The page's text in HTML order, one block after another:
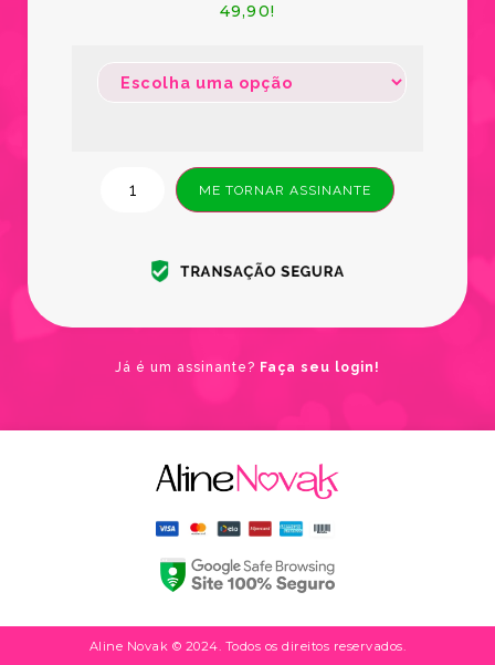
49,90!
ME TORNAR ASSINANTE
Já é um assinante? Faça seu login!
Aline Novak © 2024. Todos os direitos reservados.